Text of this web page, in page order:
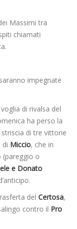
Massimi tra
chiamati
impegnate
di rivalsa del
ha perso la
di tre vittorie
di Miccio, che in
o
e Donato
del Certosa,
contro il Pro